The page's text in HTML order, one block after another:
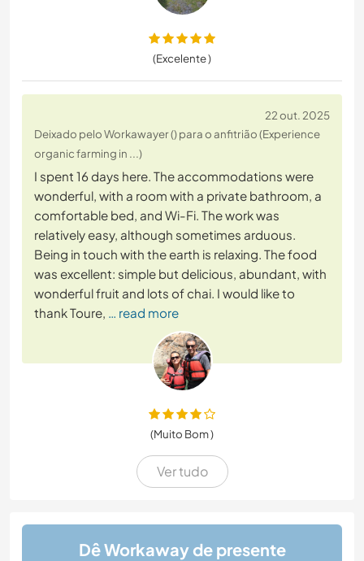
(Excelente )
22 out. 2025
Deixado pelo Workawayer () para o anfitrião (Experience
organic farming in ...)
I spent 16 days here. The accommodations were
wonderful, with a room with a private bathroom, a
comfortable bed, and Wi-Fi. The work was
relatively easy, although sometimes arduous.
Being in touch with the earth is relaxing. The food
was excellent: simple but delicious, abundant, with
wonderful fruit and lots of chai. I would like to
thank Toure, … read more
(Muito Bom )
Ver tudo
Dê Workaway de presente